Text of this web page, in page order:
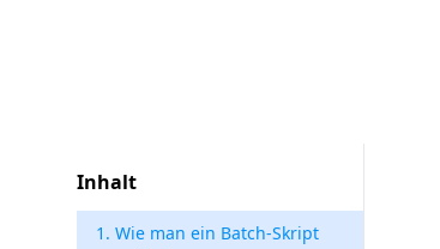
Inhalt
1. Wie man ein Batch-Skript